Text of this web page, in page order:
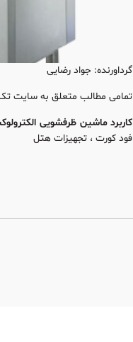
گرداورنده: جواد رضایی
تمامی مطالب متعلق به سایت تک
کاربرد ماشین ظرفشویی
فود کورت ، تجهیزات هتل